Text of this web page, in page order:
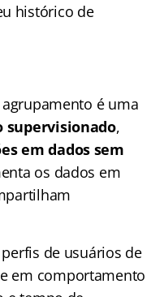
histórico de
é uma
supervisionado,
em dados sem
os dados em
de usuários de
em comportamento